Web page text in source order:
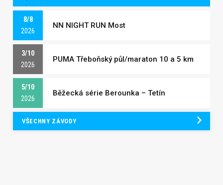
8/8
2026
NN NIGHT RUN Most
3/10
2026
PUMA Třeboňský půl/maraton 10 a 5 km
5/10
2026
Běžecká série Berounka – Tetín
VŠECHNY ZÁVODY